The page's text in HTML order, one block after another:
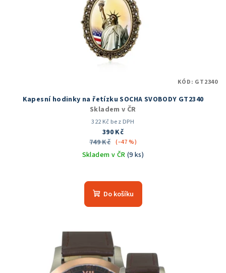
Kapesní hodinky na řetízku SOCHA SVOBODY GT2340
Skladem v ČR
322 Kč bez DPH
390 Kč
749 Kč (–47 %)
Skladem v ČR (9 ks)
hodnocení
produktu
hvězdiček.
Do košíku
KÓD: GT2340